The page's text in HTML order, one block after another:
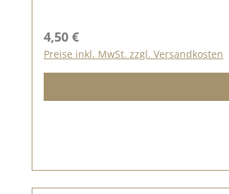
Regulärer Preis:
4,50 €
Preise inkl. MwSt. zzgl. Versandkosten